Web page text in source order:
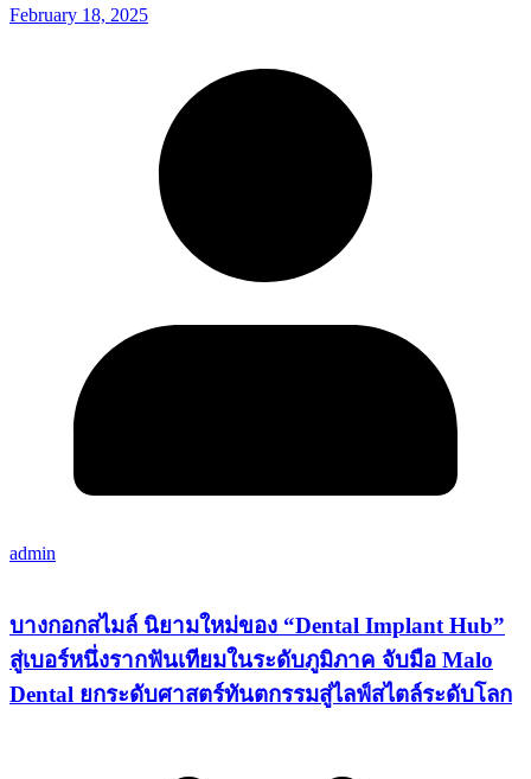
February 18, 2025
admin
บางกอกสไมล์ นิยามใหม่ของ “Dental Implant Hub”
สู่เบอร์หนึ่งรากฟันเทียมในระดับภูมิภาค จับมือ Malo
Dental ยกระดับศาสตร์ทันตกรรมสู่ไลฟ์สไตล์ระดับโลก